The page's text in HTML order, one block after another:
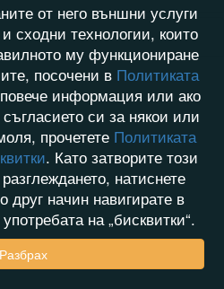
от него външни услуги
и сходни технологии, които
му функциониране
посочени в Политиката
информация или ако
си за някои или
прочетете Политиката
. Като затворите този
натиснете
друг начин навигирате в
на „бисквитки“.
Разбрах